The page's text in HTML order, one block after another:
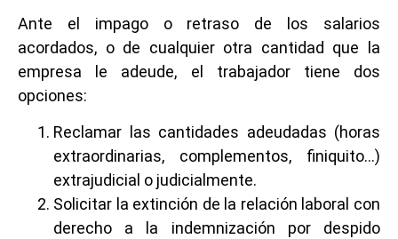
Ante el impago o retraso de los salarios
acordados, o de cualquier otra cantidad que la
empresa le adeude, el trabajador tiene dos
opciones:
Reclamar las cantidades adeudadas (horas
extraordinarias, complementos, finiquito…)
extrajudicial o judicialmente.
Solicitar la extinción de la relación laboral con
derecho a la indemnización por despido